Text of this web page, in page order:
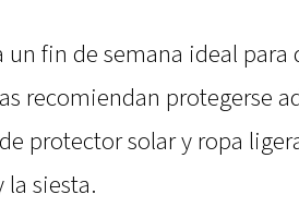
un fin de semana ideal
recomiendan protegerse
protector solar y ropa
siesta.